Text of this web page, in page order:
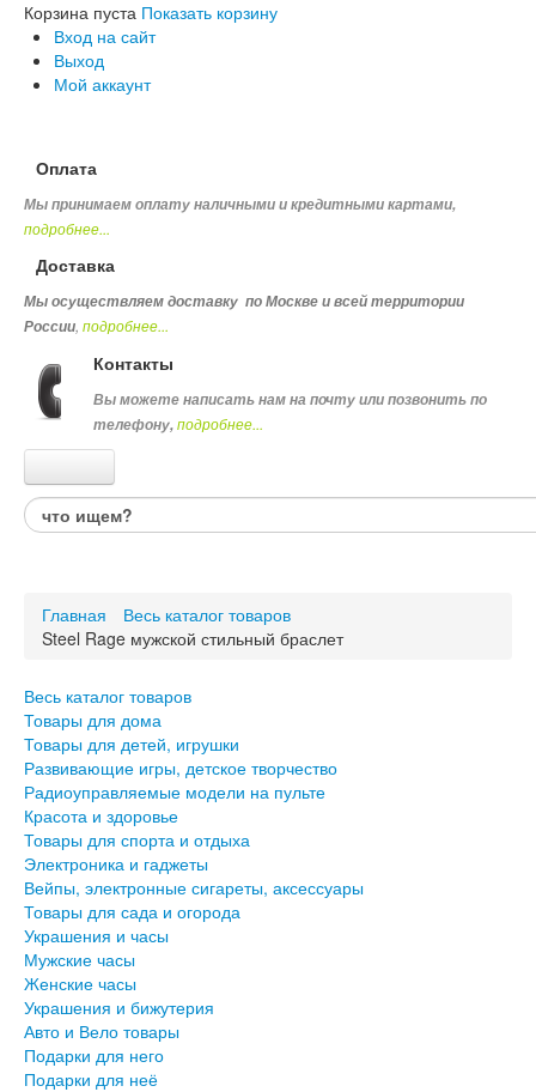
Корзина пуста Показать корзину
Вход на сайт
Выход
Мой аккаунт
Оплата
Мы принимаем оплату наличными и кредитными картами,
подробнее...
Доставка
Мы осуществляем доставку по Москве и всей территории
России, подробнее...
Контакты
Вы можете написать нам на почту или позвонить по
телефону,подробнее...
Каталог товаров
Товары для детей, игрушки
Развивающие игры, детское творчество
Красота и здоровье
Товары для спорта и отдыха
Электроника и гаджеты
Вейпы, электронные сигареты, аксессуары
Товары для сада и огорода
Украшения и часы
Мужские часы
Женские часы
Украшения и бижутерия
Авто и Вело товары
Подарки для него
Подарки для неё
Главная
Весь каталог товаров
Steel Rage мужской стильный браслет
Весь каталог товаров
Товары для дома
Товары для детей, игрушки
Развивающие игры, детское творчество
Радиоуправляемые модели на пульте
Красота и здоровье
Товары для спорта и отдыха
Электроника и гаджеты
Вейпы, электронные сигареты, аксессуары
Товары для сада и огорода
Украшения и часы
Мужские часы
Женские часы
Украшения и бижутерия
Авто и Вело товары
Подарки для него
Подарки для неё